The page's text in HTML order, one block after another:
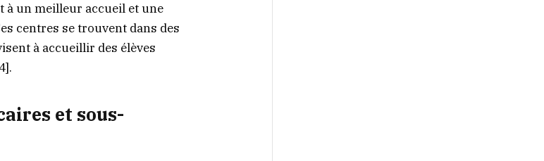
à un meilleur accueil et une
centres se trouvent dans des
à accueillir des élèves
et sous-